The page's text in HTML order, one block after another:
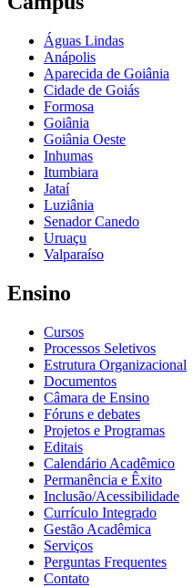
Águas Lindas
Anápolis
Aparecida de Goiânia
Cidade de Goiás
Formosa
Goiânia
Goiânia Oeste
Inhumas
Itumbiara
Jataí
Luziânia
Senador Canedo
Uruaçu
Valparaíso
Ensino
Cursos
Processos Seletivos
Estrutura Organizacional
Documentos
Câmara de Ensino
Fóruns e debates
Projetos e Programas
Editais
Calendário Acadêmico
Permanência e Êxito
Inclusão/Acessibilidade
Currículo Integrado
Gestão Acadêmica
Serviços
Perguntas Frequentes
Contato